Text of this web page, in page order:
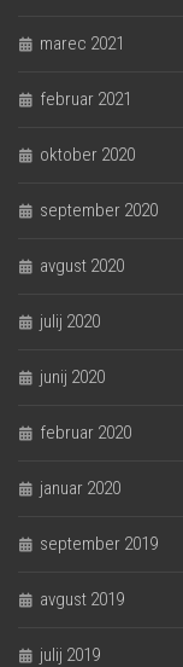
marec 2021
februar 2021
oktober 2020
september 2020
avgust 2020
julij 2020
junij 2020
februar 2020
januar 2020
september 2019
avgust 2019
julij 2019